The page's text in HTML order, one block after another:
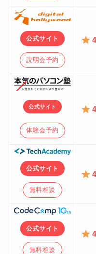
公式サイト
説明会予約
公式サイト
体験会予約
公式サイト
無料相談
公式サイト
無料相談